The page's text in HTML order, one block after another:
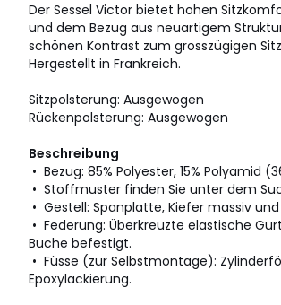
Der Sessel Victor bietet hohen
und dem Bezug aus neuartigem
schönen Kontrast zum grosszügigen
Hergestellt in Frankreich.
Sitzpolsterung: Ausgewogen
Rückenpolsterung: Ausgewogen
Beschreibung
• Bezug: 85% Polyester, 15% Polyamid
• Stoffmuster finden Sie unter dem
• Gestell: Spanplatte, Kiefer massiv
• Federung: Überkreuzte elastische
Buche befestigt.
• Füsse (zur Selbstmontage):
Epoxylackierung.